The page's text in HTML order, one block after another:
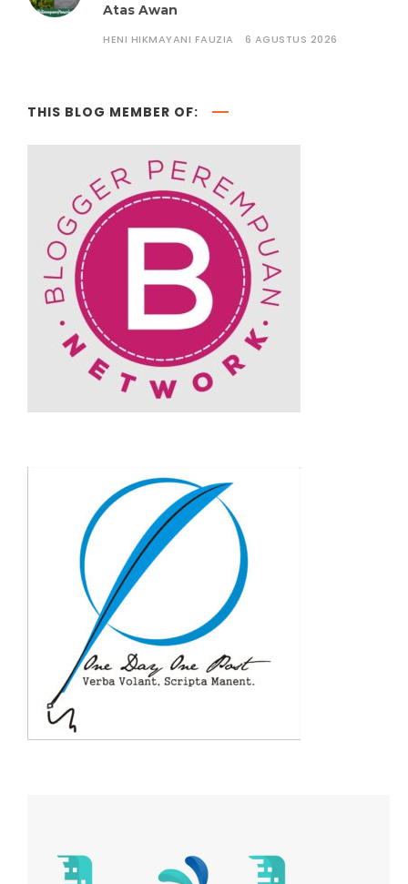
Atas Awan
HENI HIKMAYANI FAUZIA 6 AGUSTUS 2026
THIS BLOG MEMBER OF: